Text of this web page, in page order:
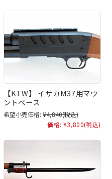
【KTW】 イサカM37用マウ
ントベース
希望小売価格: ¥4,840(税込)
価格: ¥3,800(税込)